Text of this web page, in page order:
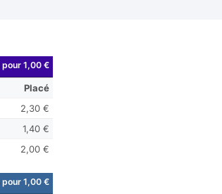
1,00 €
Placé
2,30 €
1,40 €
2,00 €
1,00 €